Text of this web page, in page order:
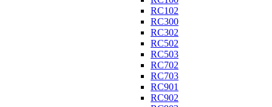
RC102
RC300
RC302
RC502
RC503
RC702
RC703
RC901
RC902